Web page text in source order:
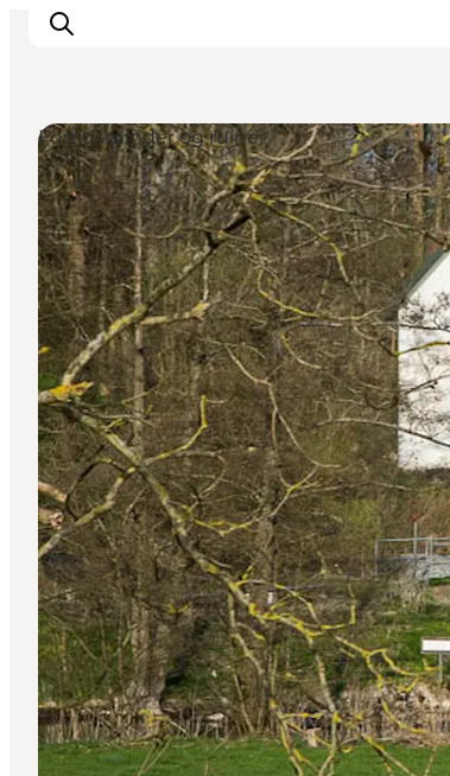
Oplev
Byer og steder
Events
Spis
Overnat
Planlæg din tur
Fortidsminder og ruiner